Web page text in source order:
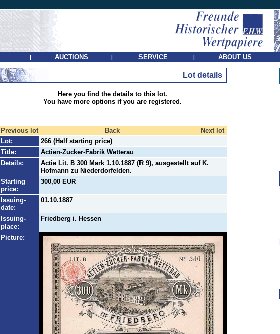
| AUCTIONS | SERVICE | ABOUT US
Lot details
Here you find the details to this lot.
You have more options if you are registered.
Previous lot Back
Next lot
Lot:
266 (Half starting price)
Title:
Actien-Zucker-Fabrik Wetterau
Details:
Actie Lit. B 300 Mark 1.10.1887 (R 9), ausgestellt auf K.
Hofmann zu Niederdorfelden.
Starting
price:
300,00 EUR
Issuing-
date:
01.10.1887
Issuing-
place:
Friedberg i. Hessen
Picture: